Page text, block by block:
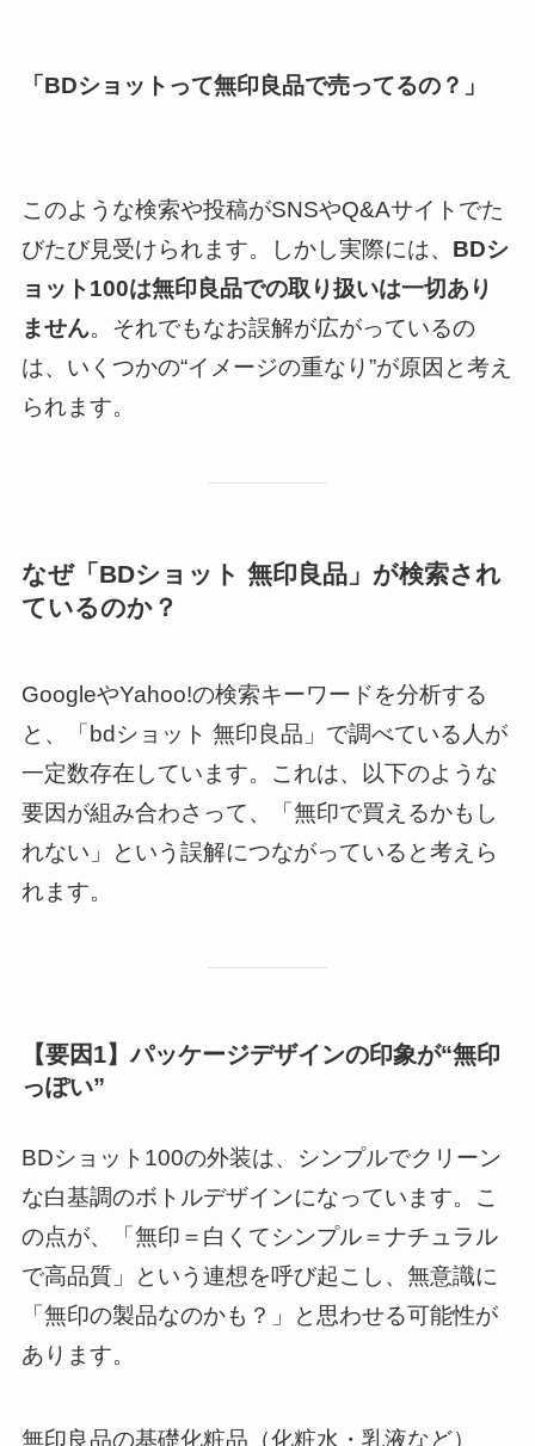
「BDショットって無印良品で売ってるの？」
このような検索や投稿がSNSやQ&Aサイトでた
びたび見受けられます。しかし実際には、 BDシ
ョット100は無印良品での取り扱いは一切あり
ません。それでもなお誤解が広がっているの
は、いくつかの“イメージの重なり”が原因と考え
られます。
なぜ「BDショット 無印良品」が検索され
ているのか？
GoogleやYahoo!の検索キーワードを分析する
と、「bdショット 無印良品」で調べている人が
一定数存在しています。これは、以下のような
要因が組み合わさって、「無印で買えるかもし
れない」という誤解につながっていると考えら
れます。
【要因1】パッケージデザインの印象が“無印
っぽい”
BDショット100の外装は、シンプルでクリーン
な白基調のボトルデザインになっています。こ
の点が、「無印＝白くてシンプル＝ナチュラル
で高品質」という連想を呼び起こし、無意識に
「無印の製品なのかも？」と思わせる可能性が
あります。
無印良品の基礎化粧品（化粧水・乳液など）